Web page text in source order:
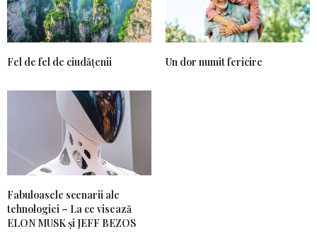
Fel de fel de ciudățenii Un dor numit fericire
Fabuloasele scenarii ale
tehnologiei – La ce visează
ELON MUSK și JEFF BEZOS